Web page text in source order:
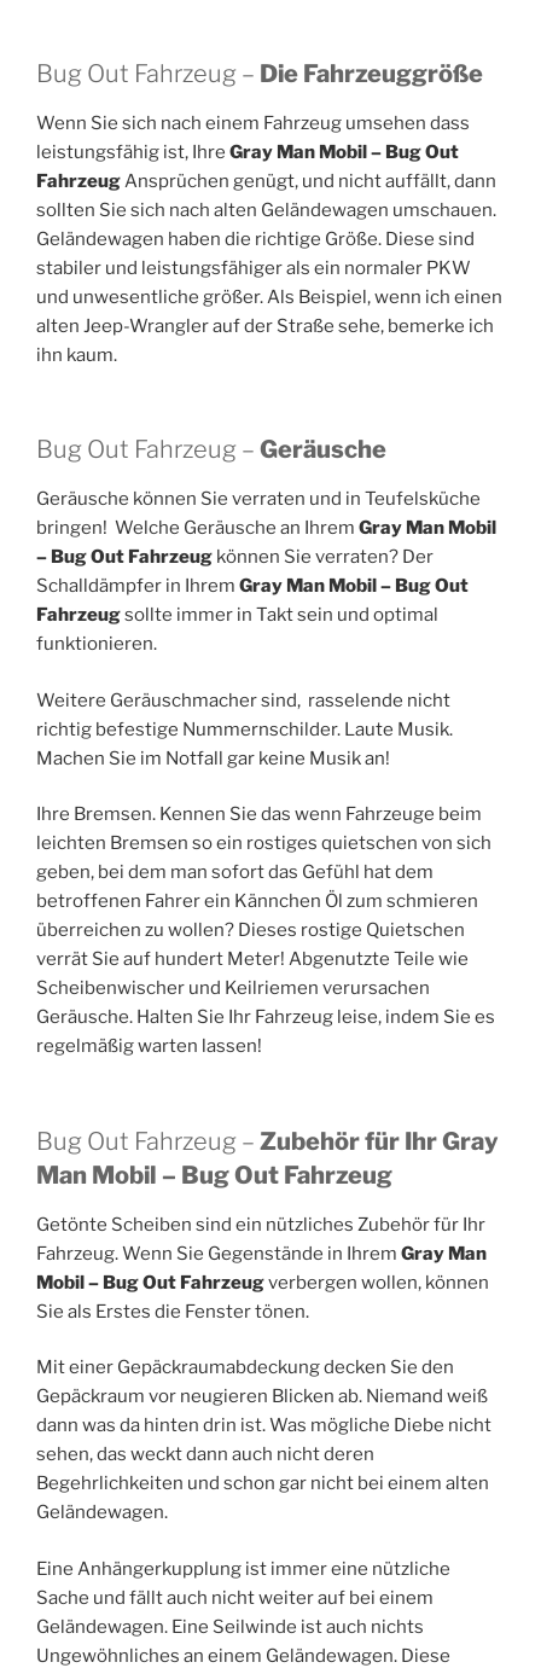
Bug Out Fahrzeug – Die Fahrzeuggröße
Wenn Sie sich nach einem Fahrzeug umsehen dass
leistungsfähig ist, Ihre Gray Man Mobil – Bug Out
FahrzeugAnsprüchen genügt, und nicht auffällt, dann
sollten Sie sich nach alten Geländewagen umschauen.
Geländewagen haben die richtige Größe. Diese sind
stabiler und leistungsfähiger als ein normaler PKW
und unwesentliche größer. Als Beispiel, wenn ich einen
alten Jeep-Wrangler auf der Straße sehe, bemerke ich
ihn kaum.
Bug Out Fahrzeug – Geräusche
Geräusche können Sie verraten und in Teufelsküche
bringen! Welche Geräusche an Ihrem Gray Man Mobil
– Bug Out Fahrzeug können Sie verraten? Der
Schalldämpfer in Ihrem Gray Man Mobil – Bug Out
Fahrzeugsollte immer in Takt sein und optimal
funktionieren.
Weitere Geräuschmacher sind, rasselende nicht
richtig befestige Nummernschilder. Laute Musik.
Machen Sie im Notfall gar keine Musik an!
Ihre Bremsen. Kennen Sie das wenn Fahrzeuge beim
leichten Bremsen so ein rostiges quietschen von sich
geben, bei dem man sofort das Gefühl hat dem
betroffenen Fahrer ein Kännchen Öl zum schmieren
überreichen zu wollen? Dieses rostige Quietschen
verrät Sie auf hundert Meter! Abgenutzte Teile wie
Scheibenwischer und Keilriemen verursachen
Geräusche. Halten Sie Ihr Fahrzeug leise, indem Sie es
regelmäßig warten lassen!
Bug Out Fahrzeug – Zubehör für Ihr Gray
Man Mobil – Bug Out Fahrzeug
Getönte Scheiben sind ein nützliches Zubehör für Ihr
Fahrzeug. Wenn Sie Gegenstände in Ihrem Gray Man
Mobil – Bug Out Fahrzeugverbergen wollen, können
Sie als Erstes die Fenster tönen.
Mit einer Gepäckraumabdeckung decken Sie den
Gepäckraum vor neugieren Blicken ab. Niemand weiß
dann was da hinten drin ist. Was mögliche Diebe nicht
sehen, das weckt dann auch nicht deren
Begehrlichkeiten und schon gar nicht bei einem alten
Geländewagen.
Eine Anhängerkupplung ist immer eine nützliche
Sache und fällt auch nicht weiter auf bei einem
Geländewagen. Eine Seilwinde ist auch nichts
Ungewöhnliches an einem Geländewagen. Diese